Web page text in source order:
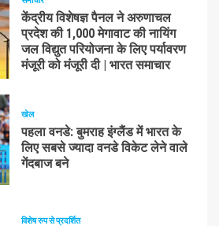
केंद्रीय विशेषज्ञ पैनल ने अरुणाचल
प्रदेश की 1,000 मेगावाट की नायिंग
जल विद्युत परियोजना के लिए पर्यावरण
मंजूरी को मंजूरी दी | भारत समाचार
खेल
पहला वनडे: बुमराह इंग्लैंड में भारत के
लिए सबसे ज्यादा वनडे विकेट लेने वाले
गेंदबाज बने
विशेष रुप से प्रदर्शित